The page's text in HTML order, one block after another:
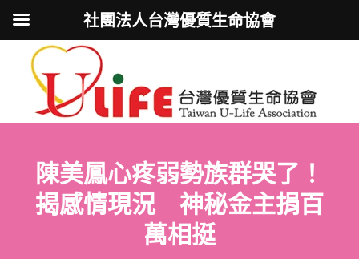
陳美鳳心疼弱勢族群哭了！
揭感情現況 神秘金主捐百
萬相挺
社團法人台灣優質生命協會